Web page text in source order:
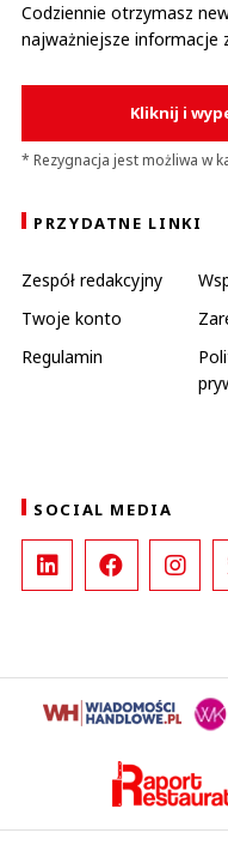
Codziennie otrzymasz
najważniejsze informacje
Kliknij i
* Rezygnacja jest możliwa w
PRZYDATNE LINKI
Zespół redakcyjny
Twoje konto
Regulamin
SOCIAL MEDIA